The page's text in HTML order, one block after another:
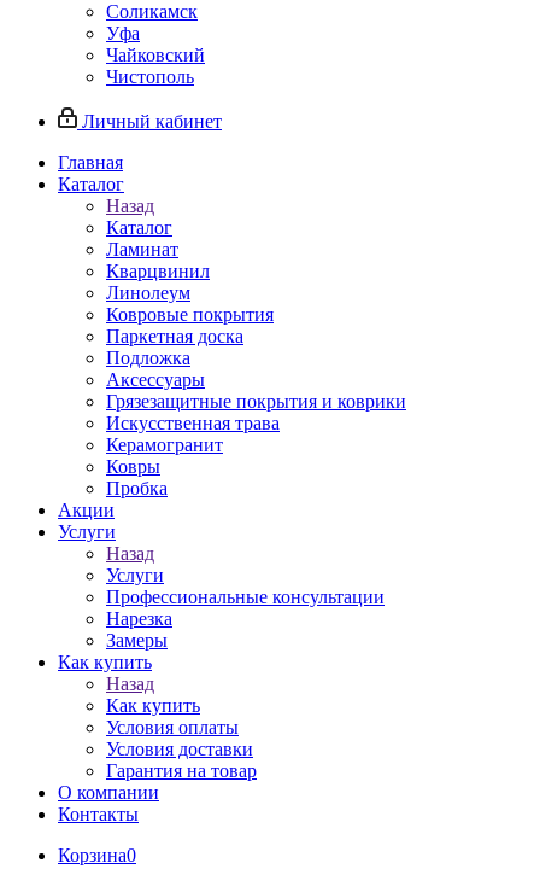
Соликамск
Уфа
Чайковский
Чистополь
Личный кабинет
Главная
Каталог
Назад
Каталог
Ламинат
Кварцвинил
Линолеум
Ковровые покрытия
Паркетная доска
Подложка
Аксессуары
Грязезащитные покрытия и коврики
Искусственная трава
Керамогранит
Ковры
Пробка
Акции
Услуги
Назад
Услуги
Профессиональные консультации
Нарезка
Замеры
Как купить
Назад
Как купить
Условия оплаты
Условия доставки
Гарантия на товар
О компании
Контакты
Корзина0